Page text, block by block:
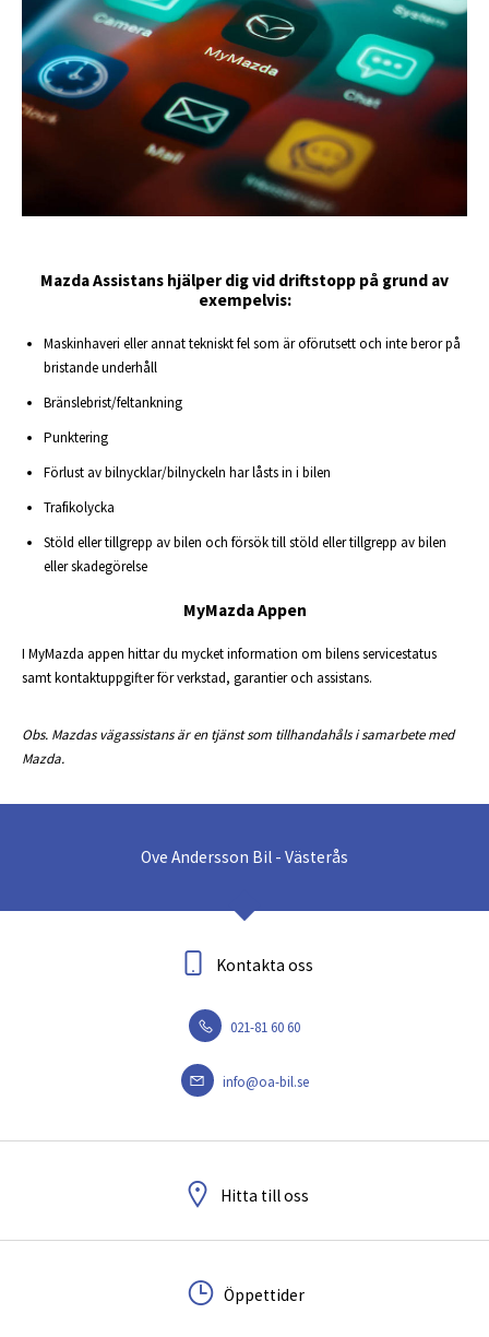
Mazda Assistans hjälper dig vid driftstopp på grund av
exempelvis:
Maskinhaveri eller annat tekniskt fel som är oförutsett och inte beror på
bristande underhåll
Bränslebrist/feltankning
Punktering
Förlust av bilnycklar/bilnyckeln har låsts in i bilen
Trafikolycka
Stöld eller tillgrepp av bilen och försök till stöld eller tillgrepp av bilen
eller skadegörelse
MyMazda Appen
I MyMazda appen hittar du mycket information om bilens servicestatus
samt kontaktuppgifter för verkstad, garantier och assistans.
Obs. Mazdas vägassistans är en tjänst som tillhandahåls i samarbete med
Mazda.
Ove Andersson Bil - Västerås
Kontakta oss
021-81 60 60
info@oa-bil.se
Hitta till oss
Öppettider